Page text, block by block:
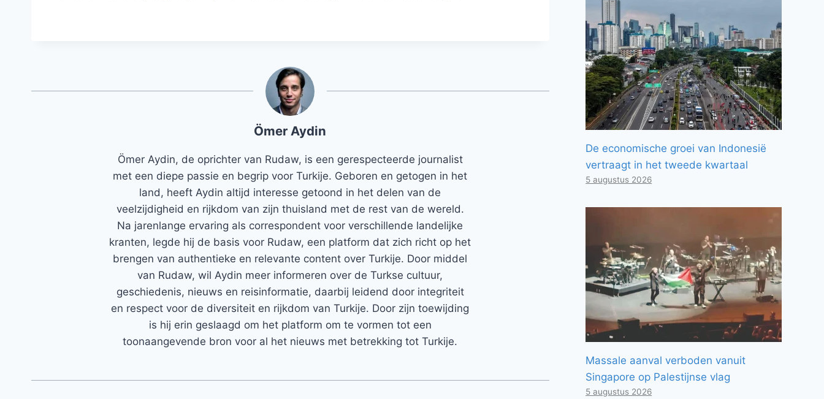
Ömer Aydin
Ömer Aydin, de oprichter van Rudaw, is een gerespecteerde journalist
met een diepe passie en begrip voor Turkije. Geboren en getogen in het
land, heeft Aydin altijd interesse getoond in het delen van de
veelzijdigheid en rijkdom van zijn thuisland met de rest van de wereld.
Na jarenlange ervaring als correspondent voor verschillende landelijke
kranten, legde hij de basis voor Rudaw, een platform dat zich richt op het
brengen van authentieke en relevante content over Turkije. Door middel
van Rudaw, wil Aydin meer informeren over de Turkse cultuur,
geschiedenis, nieuws en reisinformatie, daarbij leidend door integriteit
en respect voor de diversiteit en rijkdom van Turkije. Door zijn toewijding
is hij erin geslaagd om het platform om te vormen tot een
toonaangevende bron voor al het nieuws met betrekking tot Turkije.
De economische groei van Indonesië
vertraagt ​​in het tweede kwartaal
5 augustus 2026
Massale aanval verboden vanuit
Singapore op Palestijnse vlag
5 augustus 2026